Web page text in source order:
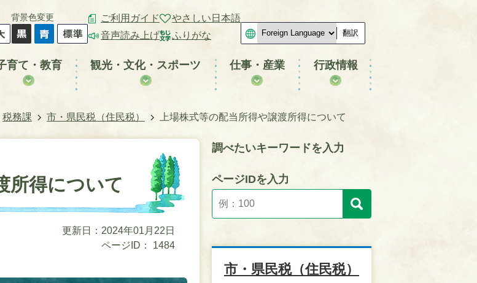
背景色変更
ご利用ガイド
音声読み上げ
やさしい日本語
ふりがな
翻訳
育て・教育 観光・文化・スポーツ 仕事・産業 行政情報
税務課 市・県民税（住民税） 上場株式等の配当所得や譲渡所得について
所得について
更新日：2024年01月22日
ページID：
1484
調べたいキーワードを入力
ページIDを入力
市・県民税（住民税）